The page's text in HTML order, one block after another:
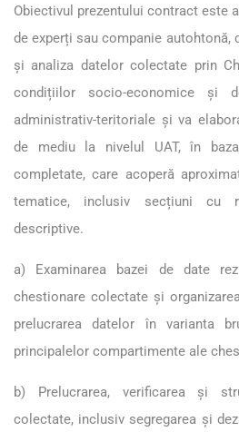
Obiectivul prezentului contract este
de experți sau companie autohtonă,
și analiza datelor colectate prin
condițiilor socio-economice și
administrativ-teritoriale și va
de mediu la nivelul UAT, în
completate, care acoperă
tematice, inclusiv secțiuni cu
descriptive.
a) Examinarea bazei de date
chestionare colectate și
prelucrarea datelor în varianta
principalelor compartimente ale
b) Prelucrarea, verificarea și
colectate, inclusiv segregarea și